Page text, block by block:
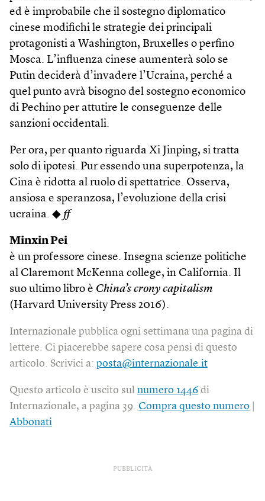
ed è improbabile che il sostegno diplomatico
cinese modifichi le strategie dei principali
protagonisti a Washington, Bruxelles o perfino
Mosca. L’influenza cinese aumenterà solo se
Putin deciderà d’invadere l’Ucraina, perché a
quel punto avrà bisogno del sostegno economico
di Pechino per attutire le conseguenze delle
sanzioni occidentali.
Per ora, per quanto riguarda Xi Jinping, si tratta
solo di ipotesi. Pur essendo una superpotenza, la
Cina è ridotta al ruolo di spettatrice. Osserva,
ansiosa e speranzosa, l’evoluzione della crisi
ucraina. ◆ ff
Minxin Pei
è un professore cinese. Insegna scienze politiche
al Claremont McKenna college, in California. Il
suo ultimo libro è China’s crony capitalism
(Harvard University Press 2016).
Internazionale pubblica ogni settimana una pagina di
lettere. Ci piacerebbe sapere cosa pensi di questo
articolo. Scrivici a: posta@internazionale.it
Questo articolo è uscito sul numero 1446 di
Internazionale, a pagina 39. Compra questo numero
Abbonati
PUBBLICITÀ